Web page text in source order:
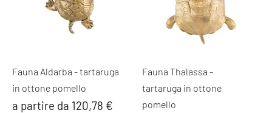
Fauna Aldarba - tartaruga
in ottone pomello
a partire da 120,78 €
Fauna Thalassa -
tartaruga in ottone
pomello